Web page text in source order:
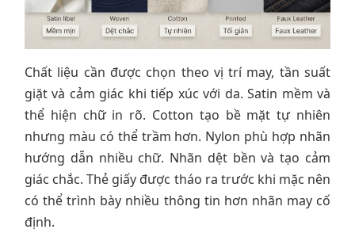
Chất liệu cần được chọn theo vị trí may, tần suất
giặt và cảm giác khi tiếp xúc với da. Satin mềm và
thể hiện chữ in rõ. Cotton tạo bề mặt tự nhiên
nhưng màu có thể trầm hơn. Nylon phù hợp nhãn
hướng dẫn nhiều chữ. Nhãn dệt bền và tạo cảm
giác chắc. Thẻ giấy được tháo ra trước khi mặc nên
có thể trình bày nhiều thông tin hơn nhãn may cố
định.